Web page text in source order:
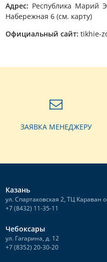
Адрес: Республика Марий
Набережная 6 (см. карту)
Официальный сайт: tikhie-
ЗАЯВКА МЕНЕДЖЕРУ
Казань
ул. Спартаковская 2, ТЦ Караван
+7 (8432) 11-35-11
Чебоксары
ул. Гагарина, д. 12
+7 (8352) 20-30-20